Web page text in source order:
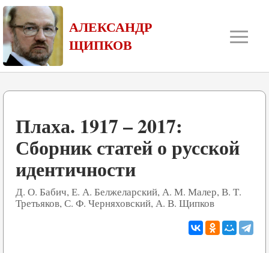
АЛЕКСАНДР
ЩИПКОВ
≡
Плаха. 1917 – 2017:
Сборник статей о русской
идентичности
Д. О. Бабич, Е. А. Белжеларский, А. М. Малер, В. Т.
Третьяков, С. Ф. Черняховский, А. В. Щипков